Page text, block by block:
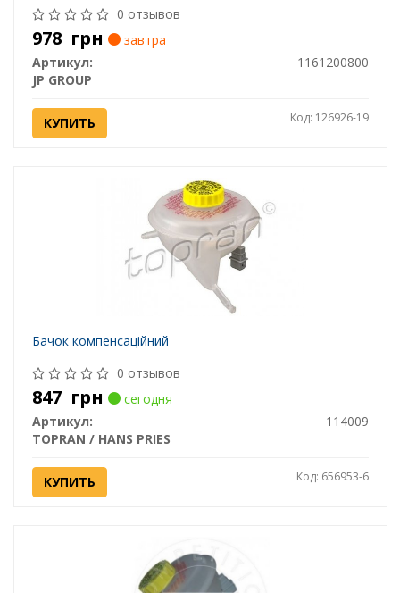
0 отзывов
978 грн
завтра
Артикул:
1161200800
JP GROUP
КУПИТЬ Код: 126926-19
Бачок компенсацiйний
0 отзывов
847 грн
сегодня
Артикул:
114009
TOPRAN / HANS PRIES
КУПИТЬ Код: 656953-6